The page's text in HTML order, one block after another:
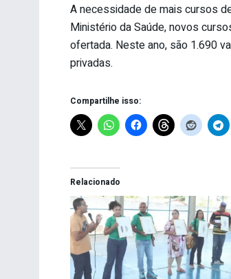
A necessidade de mais cursos
Ministério da Saúde, novos
ofertada. Neste ano, são 1.690
privadas.
Compartilhe isso:
Relacionado